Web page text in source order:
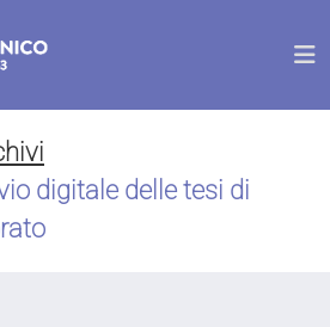
digitale delle tesi di